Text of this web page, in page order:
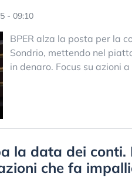
- 09:10
BPER alza la posta per la
Sondrio, mettendo nel
in denaro. Focus su azioni
la data dei conti.
che fa